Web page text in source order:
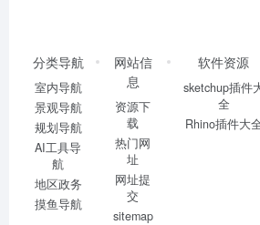
分类导航
室内导航
景观导航
规划导航
AI工具导
航
地区政务
摸鱼导航
网站信
息
资源下
载
热门网
址
网址提
交
sitemap
软件资源
sketchup插件
全
Rhino插件大